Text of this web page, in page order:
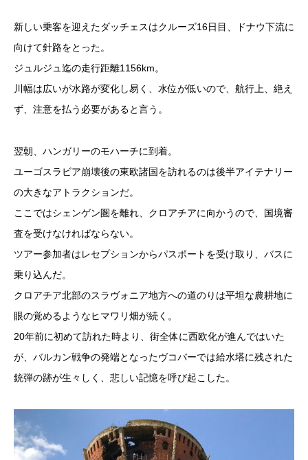
新しい乗客を迎えたダッチェスはクルーズ16日目、ドナウ下流に
向けて針路をとった。
ジュルジュ迄の走行距離1156km。
川幅は広いが水路が変化し易く、水位が低いので、航行上、絶え
ず、注意を払う必要があると言う。
翌朝、ハンガリーのモハーチに到着。
ユーゴスラビア崩壊後の東欧諸国を訪れるのは後半アイテナリー
の大きなアトラクションだ。
ここではシェンゲン圏を離れ、クロアチアに向かうので、国境審
査を受けなければならない。
ツアー参加者はレセプションからパスポートを受け取り、バスに
乗り込んだ。
クロアチア北部のスラヴォニア地方への道のりは平坦な農耕地に
眼の覚めるようなヒマワリ畑が続く。
20年前に初めて訪れた時より、街全体に西欧化が進んではいた
が、バルカン戦争の発端となったヴコバーでは給水塔に残された
銃弾の跡が生々しく、悲しい記憶を呼び起こした。